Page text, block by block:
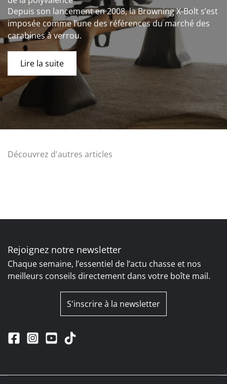
Depuis son lancement en 2008, la Browning X-Bolt s’est
imposée comme l’une des références du marché des
carabines à verrou.
Lire la suite
Découvrez d'autres articles
Rejoignez notre newsletter
Chaque semaine, l’essentiel de l’actu chasse et nos
meilleurs conseils directement dans votre boîte mail.
S'inscrire à la newsletter